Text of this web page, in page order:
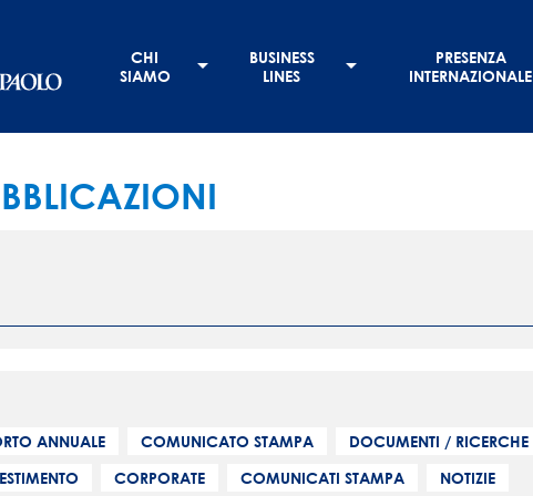
principale
CHI
SIAMO
BUSINESS
LINES
PRESENZA
INTERNAZIONALE
ANNUALE
COMUNICATO STAMPA DOCUMENTI / RICERCHE
CORPORATE COMUNICATI STAMPA NOTIZIE